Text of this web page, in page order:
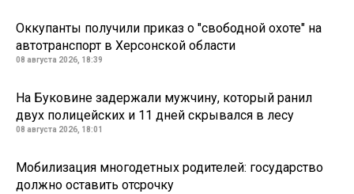
Оккупанты получили приказ о "свободной охоте" на
автотранспорт в Херсонской области
08 августа 2026, 18:39
На Буковине задержали мужчину, который ранил
двух полицейских и 11 дней скрывался в лесу
08 августа 2026, 18:01
Мобилизация многодетных родителей: государство
должно оставить отсрочку